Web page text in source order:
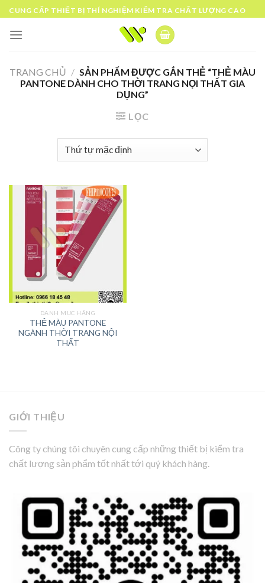
Skip
to
content
CUNG CẤP THIẾT BỊ THÍ NGHIỆM KIỂM TRA CHẤT LƯỢNG CAO
TRANG CHỦ / SẢN PHẨM ĐƯỢC GẮN THẺ “THẺ MÀU
PANTONE DÀNH CHO THỜI TRANG NỌI THẤT GIA
DỤNG”
LỌC
DANH MỤC HÃNG
THẺ MÀU PANTONE
NGÀNH THỜI TRANG NỘI
THẤT
GIỚI THIỆU
Công ty chúng tôi chuyên cung cấp những thiết bị kiểm tra
chất lượng sản phẩm tốt nhất tới quý khách hàng.